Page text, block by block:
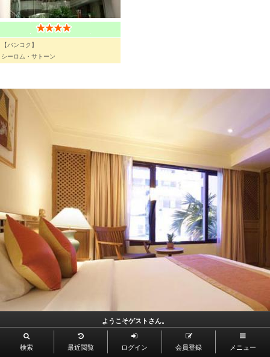
【バンコク】
シーロム・サトーン
ようこそゲストさん。
検索 最近閲覧 ログイン 会員登録 メニュー